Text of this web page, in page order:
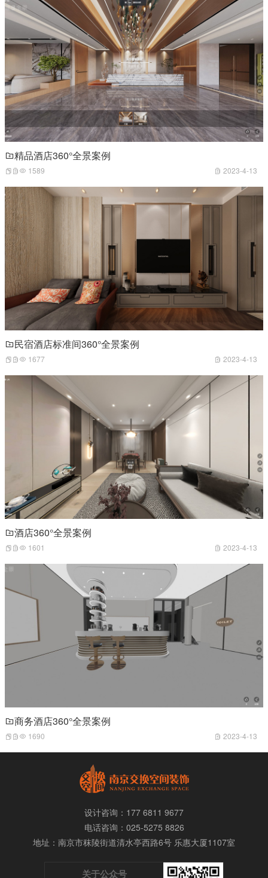
精品酒店360°全景案例
1589 2023-4-13
民宿酒店标准间360°全景案例
1677 2023-4-13
酒店360°全景案例
1601 2023-4-13
商务酒店360°全景案例
1690 2023-4-13
设计咨询：177 6811 9677
电话咨询：025-5275 8826
地址：南京市秣陵街道清水亭西路6号 乐惠大厦1107室
关于公众号